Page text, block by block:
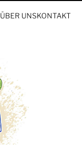
ÜBER UNSKONTAKT